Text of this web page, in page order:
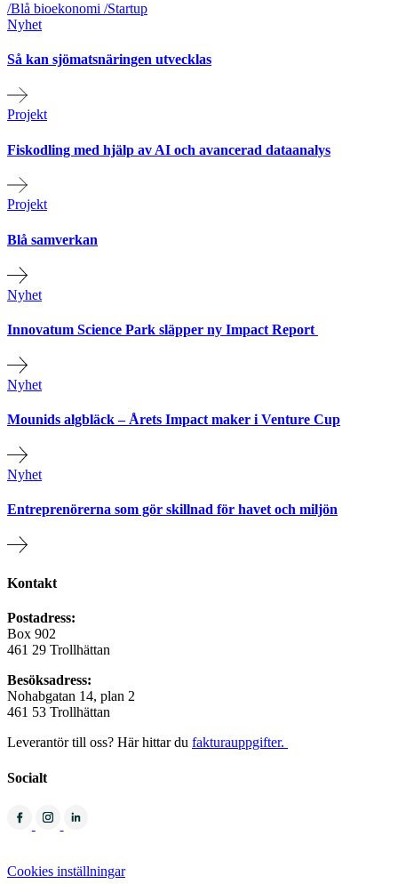
/Blå bioekonomi /Startup
Nyhet
Så kan sjömatsnäringen utvecklas
Projekt
Fiskodling med hjälp av AI och avancerad dataanalys
Projekt
Blå samverkan
Nyhet
Innovatum Science Park släpper ny Impact Report
Nyhet
Mounids algbläck – Årets Impact maker i Venture Cup
Nyhet
Entreprenörerna som gör skillnad för havet och miljön
Kontakt
Postadress:
Box 902
461 29 Trollhättan
Besöksadress:
Nohabgatan 14, plan 2
461 53 Trollhättan
Leverantör till oss? Här hittar du fakturauppgifter.
Socialt
Cookies inställningar